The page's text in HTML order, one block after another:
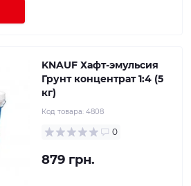
KNAUF Хафт-эмульсия
Грунт концентрат 1:4 (5
кг)
Код товара: 4808
0
879 грн.